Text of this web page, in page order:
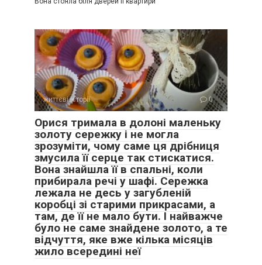
життєві історії 0
Орися тримала в долоні маленьку
золоту сережку і не могла
зрозуміти, чому саме ця дрібниця
змусила її серце так стискатися.
Вона знайшла її в спальні, коли
прибирала речі у шафі. Сережка
лежала не десь у загубленій
коробці зі старими прикрасами, а
там, де її не мало бути. І найважче
було не саме знайдене золото, а те
відчуття, яке вже кілька місяців
жило всередині неї